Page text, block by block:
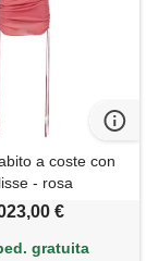
a coste con
- rosa
€
gratuita